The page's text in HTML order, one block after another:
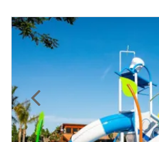
Previous